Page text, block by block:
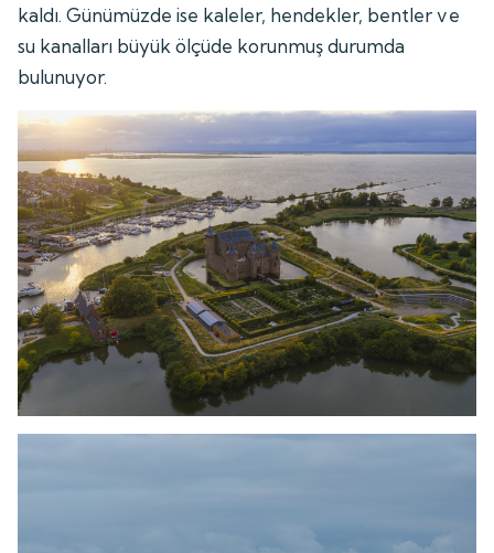
kaldı. Günümüzde ise kaleler, hendekler, bentler ve
su kanalları büyük ölçüde korunmuş durumda
bulunuyor.